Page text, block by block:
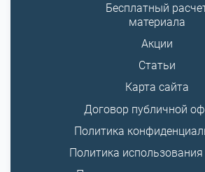
Бесплатный
материала
Акции
Статьи
Карта сайта
Договор публичной
Политика
Политика использования